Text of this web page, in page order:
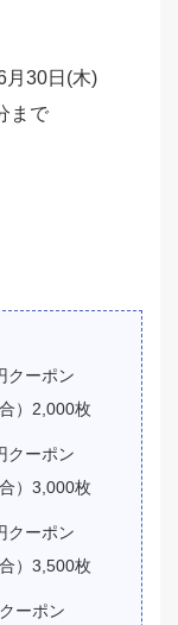
月30日(木)
まで
クーポン
）2,000枚
クーポン
）3,000枚
クーポン
）3,500枚
ーポン